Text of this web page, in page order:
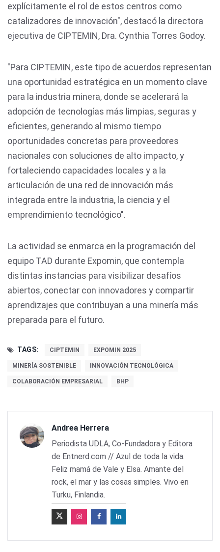
explícitamente el rol de estos centros como
catalizadores de innovación", destacó la directora
ejecutiva de CIPTEMIN, Dra. Cynthia Torres Godoy.
"Para CIPTEMIN, este tipo de acuerdos representan
una oportunidad estratégica en un momento clave
para la industria minera, donde se acelerará la
adopción de tecnologías más limpias, seguras y
eficientes, generando al mismo tiempo
oportunidades concretas para proveedores
nacionales con soluciones de alto impacto, y
fortaleciendo capacidades locales y a la
articulación de una red de innovación más
integrada entre la industria, la ciencia y el
emprendimiento tecnológico".
La actividad se enmarca en la programación del
equipo TAD durante Expomin, que contempla
distintas instancias para visibilizar desafíos
abiertos, conectar con innovadores y compartir
aprendizajes que contribuyan a una minería más
preparada para el futuro.
TAGS: CIPTEMIN EXPOMIN 2025
MINERÍA SOSTENIBLE INNOVACIÓN TECNOLÓGICA
COLABORACIÓN EMPRESARIAL BHP
Andrea Herrera
Periodista UDLA, Co-Fundadora y Editora
de Entnerd.com // Azul de toda la vida.
Feliz mamá de Vale y Elsa. Amante del
rock, el mar y las cosas simples. Vivo en
Turku, Finlandia.